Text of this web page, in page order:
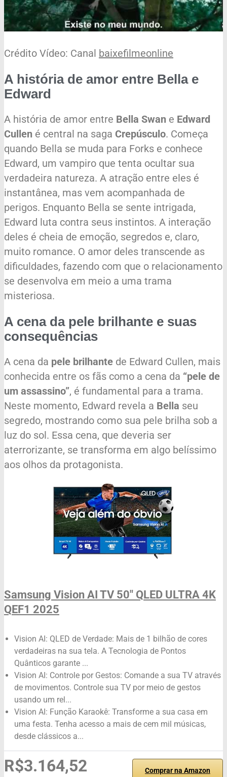
Crédito Vídeo: Canal baixefilmeonline
A história de amor entre Bella e
Edward
A história de amor entre Bella Swan e Edward
Cullen é central na saga Crepúsculo. Começa
quando Bella se muda para Forks e conhece
Edward, um vampiro que tenta ocultar sua
verdadeira natureza. A atração entre eles é
instantânea, mas vem acompanhada de
perigos. Enquanto Bella se sente intrigada,
Edward luta contra seus instintos. A interação
deles é cheia de emoção, segredos e, claro,
muito romance. O amor deles transcende as
dificuldades, fazendo com que o relacionamento
se desenvolva em meio a uma trama
misteriosa.
A cena da pele brilhante e suas
consequências
A cena da pele brilhante de Edward Cullen, mais
conhecida entre os fãs como a cena da “pele de
um assassino”, é fundamental para a trama.
Neste momento, Edward revela a Bella seu
segredo, mostrando como sua pele brilha sob a
luz do sol. Essa cena, que deveria ser
aterrorizante, se transforma em algo belíssimo
aos olhos da protagonista.
Samsung Vision AI TV 50" QLED ULTRA 4K
QEF1 2025
Vision AI: QLED de Verdade: Mais de 1 bilhão de cores
verdadeiras na sua tela. A Tecnologia de Pontos
Quânticos garante ...
Vision AI: Controle por Gestos: Comande a sua TV através
de movimentos. Controle sua TV por meio de gestos
usando um rel...
Vision AI: Função Karaokê: Transforme a sua casa em
uma festa. Tenha acesso a mais de cem mil músicas,
desde clássicos a...
R$3.164,52 Comprar na Amazon